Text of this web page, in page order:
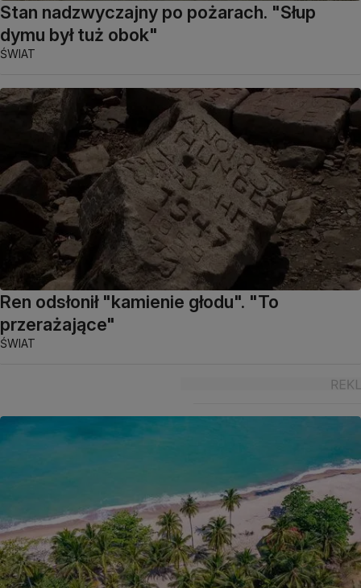
Stan nadzwyczajny po pożarach. "Słup
dymu był tuż obok"
ŚWIAT
Ren odsłonił "kamienie głodu". "To
przerażające"
ŚWIAT